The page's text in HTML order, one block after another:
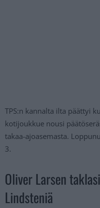
TPS:n kannalta ilta päättyi
kotijoukkue nousi
takaa-ajoasemasta.
3.
Oliver Larsen
Lindsteniä